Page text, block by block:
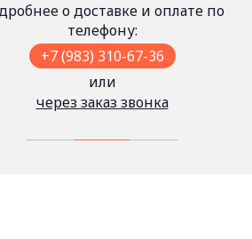
о доставке и оплате по
телефону:
+7 (983) 310-67-36
или
через заказ звонка